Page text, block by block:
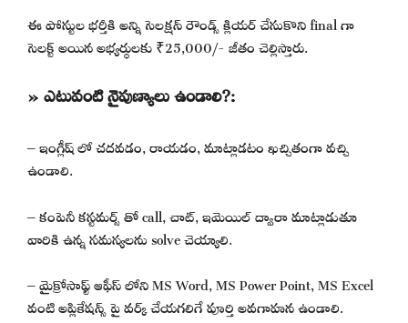
ఈ పోస్టుల భర్తీకి అన్ని సెలక్షన్ రౌండ్స్ క్లియర్ చేసుకొని final గా
సెలక్ట్ అయిన అభ్యర్థులకు ₹25,000/- జీతం చెల్లిస్తారు.
» ఎటువంటి నైపుణ్యాలు ఉండాలి?:
– ఇంగ్లీష్ లో చదవడం, రాయడం, మాట్లాడటం ఖచ్చితంగా వచ్చి
ఉండాలి.
– కంపెనీ కస్టమర్స్ తో call, చాట్, ఇమెయిల్ ద్వారా మాట్లాడుతూ
వారికి ఉన్న సమస్యలను solve చెయ్యాలి.
– మైక్రోసాఫ్ట్ ఆఫీస్ లోని MS Word, MS Power Point, MS Excel
వంటి అప్లికేషన్స్ పై వర్క్ చేయగలిగే పూర్తి అవగాహన ఉండాలి.